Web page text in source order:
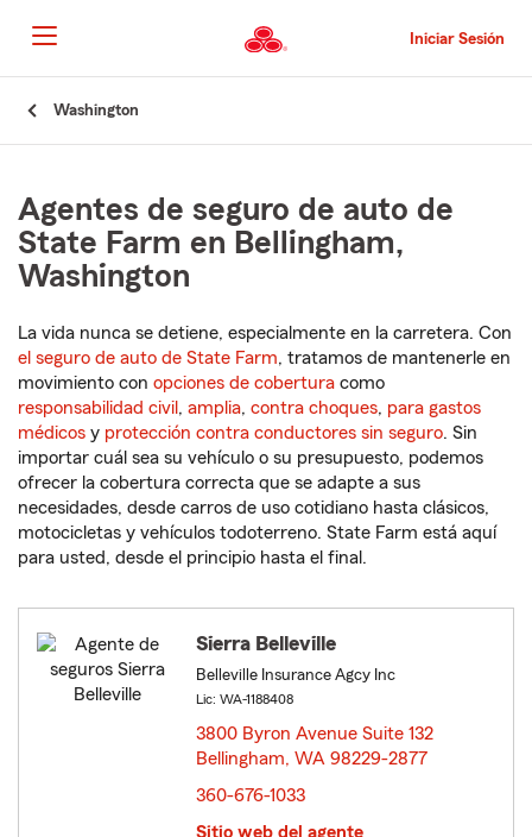
al
contenido
principal
Iniciar Sesión
Washington
Agentes de seguro de auto de
State Farm en Bellingham,
Washington
La vida nunca se detiene, especialmente en la carretera. Con
el seguro de auto de State Farm, tratamos de mantenerle en
movimiento con opciones de cobertura como
responsabilidad civil , amplia, contra choques, para gastos
médicos y protección contra conductores sin seguro. Sin
importar cuál sea su vehículo o su presupuesto, podemos
ofrecer la cobertura correcta que se adapte a sus
necesidades, desde carros de uso cotidiano hasta clásicos,
motocicletas y vehículos todoterreno. State Farm está aquí
para usted, desde el principio hasta el final.
Sierra Belleville
Belleville Insurance Agcy Inc
Lic: WA-1188408
3800 Byron Avenue Suite 132
Bellingham, WA 98229-2877
360-676-1033
Sitio web del agente